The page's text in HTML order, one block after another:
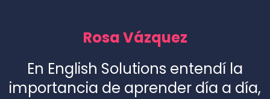
Rosa Vázquez
En English Solutions entendí la
importancia de aprender día a día,